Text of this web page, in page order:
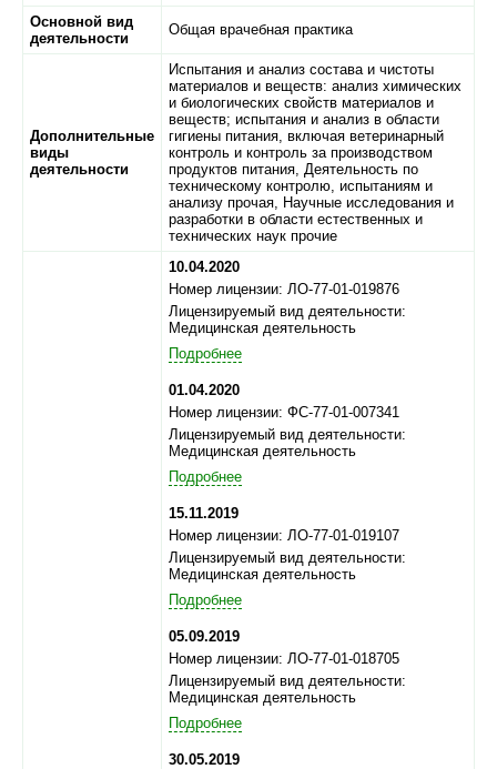
Основной вид
деятельности
Общая врачебная практика
Дополнительные
виды
деятельности
Испытания и анализ состава и чистоты
материалов и веществ: анализ химических
и биологических свойств материалов и
веществ; испытания и анализ в области
гигиены питания, включая ветеринарный
контроль и контроль за производством
продуктов питания, Деятельность по
техническому контролю, испытаниям и
анализу прочая, Научные исследования и
разработки в области естественных и
технических наук прочие
10.04.2020
Номер лицензии: ЛО-77-01-019876
Лицензируемый вид деятельности:
Медицинская деятельность
Подробнее
01.04.2020
Номер лицензии: ФС-77-01-007341
Лицензируемый вид деятельности:
Медицинская деятельность
Подробнее
15.11.2019
Номер лицензии: ЛО-77-01-019107
Лицензируемый вид деятельности:
Медицинская деятельность
Подробнее
05.09.2019
Номер лицензии: ЛО-77-01-018705
Лицензируемый вид деятельности:
Медицинская деятельность
Подробнее
30.05.2019